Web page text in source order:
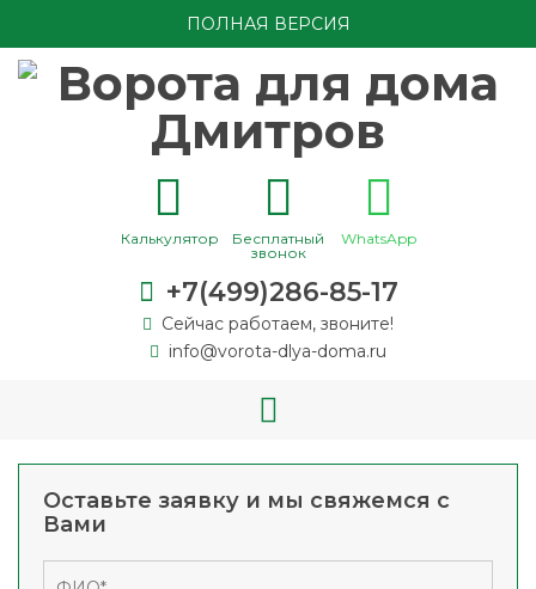
ПОЛНАЯ ВЕРСИЯ
Калькулятор
Бесплатный
звонок
WhatsApp
+7(499)286-85-17
Сейчас работаем, звоните!
info@vorota-dlya-doma.ru
Оставьте заявку и мы свяжемся с
Вами